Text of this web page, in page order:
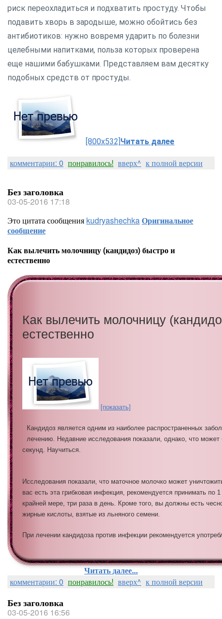
риск переохладиться и подхватить простуду. Чтобы
подавить хворь в зародыше, можно обойтись без
антибиотиков: нужно вовремя ударить по болезни
целебными напитками, польза которых проверена
еще нашими бабушками. Представляем вам десятку
подобных средств от простуды.
[800x532] Читать далее
комментарии: 0 понравилось! вверх^ к полной версии
Без заголовка
03-05-2016 17:18
Это цитата сообщения kudryashechkaОригинальное
сообщение
Как вылечить молочницу (кандидоз) быстро и
естественно
Как вылечить молочницу
естественно
[показать]
Кандидоз является одним из наиболее распространенных
лечению. Недавние исследования показали, однако, что
секунд. Научиться.
Исследования показали, что маточное молочко может
вас есть эта грибковая инфекция, рекомендуется принимать по
крайней мере, три раза в день. Кроме того, вы должны есть
жирные кислоты, взятые из льняного семени.
При лечении кандидоза против инфекции рекомендуется
Читать далее...
комментарии: 0 понравилось! вверх^ к полной версии
Без заголовка
03-05-2016 16:56